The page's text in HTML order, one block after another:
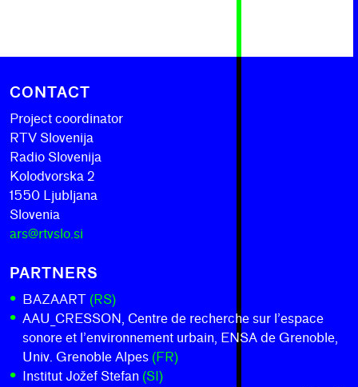
CONTACT
Project coordinator
RTV Slovenija
Radio Slovenija
Kolodvorska 2
1550 Ljubljana
Slovenia
ars@rtvslo.si
PARTNERS
BAZAART (RS)
AAU_CRESSON, Centre de recherche sur l’espace
sonore et l’environnement urbain, ENSA de Grenoble,
Univ. Grenoble Alpes (FR)
Institut Jožef Stefan (SI)